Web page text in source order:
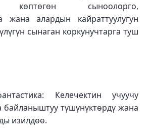
көптөгөн сыноолорго,
жана алардын кайраттуулугун
сынаган коркунучтарга туш
Келечектин учуучу
байланыштуу түшүнүктөрдү жана
изилдөө.